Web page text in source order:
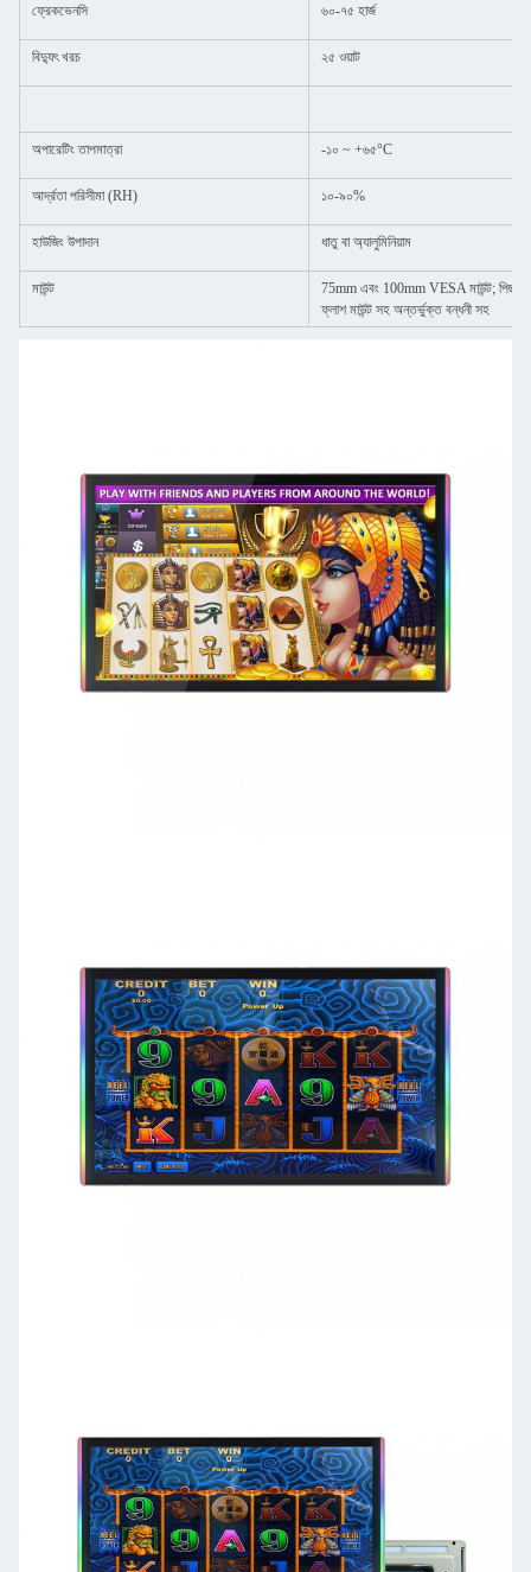
ফ্রেকভেনসি ৬০-৭৫ হার্জ
বিদ্যুৎ খরচ ২৫ ওয়াট
অপারেটিং তাপমাত্রা -১০ ~ +৬৫°C
আর্দ্রতা পরিসীমা (RH) ১০-৯০%
হাউজিং উপাদান ধাতু বা অ্যালুমিনিয়াম
মাউন্ট
75mm এবং 100mm VESA মাউন্ট; পিছনের
ফ্লাশ মাউন্ট সহ অন্তর্ভুক্ত বন্ধনী সহ